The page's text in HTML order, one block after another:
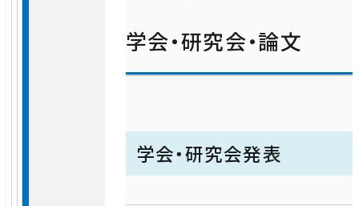
学会・研究会・論文
学会・研究会発表